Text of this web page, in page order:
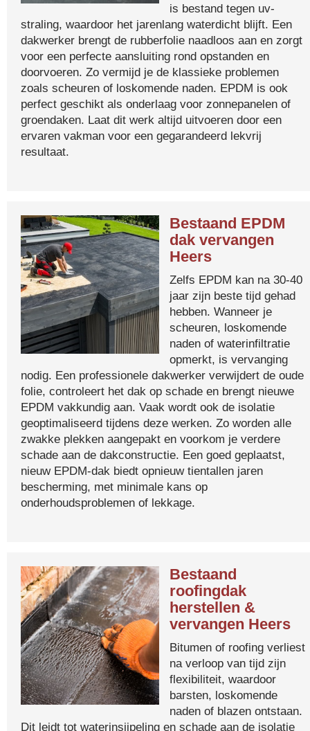
is bestand tegen uv-
straling, waardoor het jarenlang waterdicht blijft. Een
dakwerker brengt de rubberfolie naadloos aan en zorgt
voor een perfecte aansluiting rond opstanden en
doorvoeren. Zo vermijd je de klassieke problemen
zoals scheuren of loskomende naden. EPDM is ook
perfect geschikt als onderlaag voor zonnepanelen of
groendaken. Laat dit werk altijd uitvoeren door een
ervaren vakman voor een gegarandeerd lekvrij
resultaat.
Bestaand EPDM
dak vervangen
Heers
Zelfs EPDM kan na 30-40
jaar zijn beste tijd gehad
hebben. Wanneer je
scheuren, loskomende
naden of waterinfiltratie
opmerkt, is vervanging
nodig. Een professionele dakwerker verwijdert de oude
folie, controleert het dak op schade en brengt nieuwe
EPDM vakkundig aan. Vaak wordt ook de isolatie
geoptimaliseerd tijdens deze werken. Zo worden alle
zwakke plekken aangepakt en voorkom je verdere
schade aan de dakconstructie. Een goed geplaatst,
nieuw EPDM-dak biedt opnieuw tientallen jaren
bescherming, met minimale kans op
onderhoudsproblemen of lekkage.
Bestaand
roofingdak
herstellen &
vervangen Heers
Bitumen of roofing verliest
na verloop van tijd zijn
flexibiliteit, waardoor
barsten, loskomende
naden of blazen ontstaan.
Dit leidt tot waterinsijpeling en schade aan de isolatie